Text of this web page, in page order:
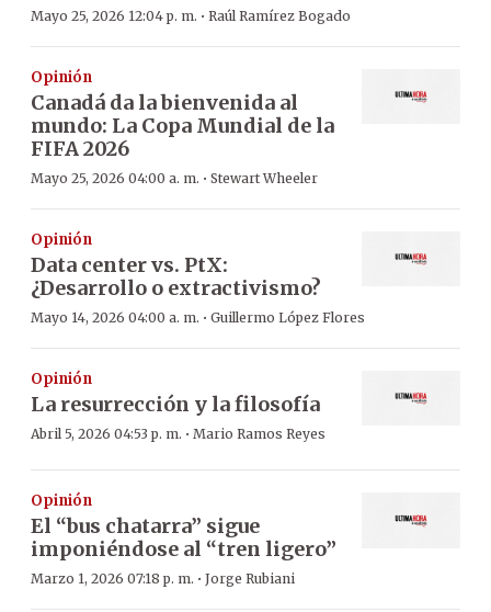
Mayo 25, 2026 12:04 p. m. · Raúl Ramírez Bogado
Opinión
Canadá da la bienvenida al
mundo: La Copa Mundial de la
FIFA 2026
Mayo 25, 2026 04:00 a. m. · Stewart Wheeler
Opinión
Data center vs. PtX:
¿Desarrollo o extractivismo?
Mayo 14, 2026 04:00 a. m. · Guillermo López Flores
Opinión
La resurrección y la filosofía
Abril 5, 2026 04:53 p. m. · Mario Ramos Reyes
Opinión
El “bus chatarra” sigue
imponiéndose al “tren ligero”
Marzo 1, 2026 07:18 p. m. · Jorge Rubiani